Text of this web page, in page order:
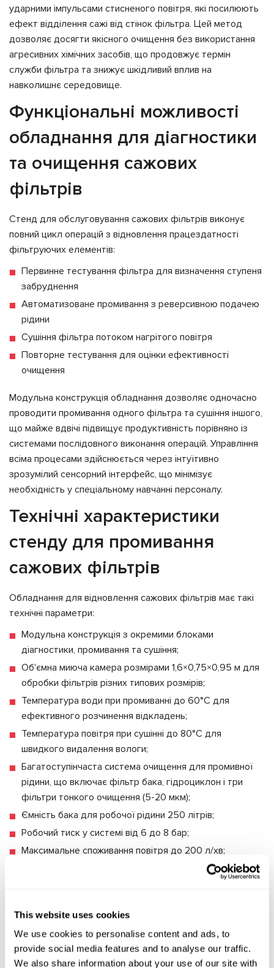
This website uses cookies
We use cookies to personalise content and ads, to
provide social media features and to analyse our traffic.
We also share information about your use of our site with
ударними імпульсами стисненого повітря, які посилюють
ефект відділення сажі від стінок фільтра. Цей метод
дозволяє досягти якісного очищення без використання
агресивних хімічних засобів, що продовжує термін
служби фільтра та знижує шкідливий вплив на
навколишнє середовище.
Функціональні можливості
обладнання для діагностики
та очищення сажових
фільтрів
Стенд для обслуговування сажових фільтрів виконує
повний цикл операцій з відновлення працездатності
фільтруючих елементів:
Первинне тестування фільтра для визначення ступеня
забруднення
Автоматизоване промивання з реверсивною подачею
рідини
Сушіння фільтра потоком нагрітого повітря
Повторне тестування для оцінки ефективності
очищення
Модульна конструкція обладнання дозволяє одночасно
проводити промивання одного фільтра та сушіння іншого,
що майже вдвічі підвищує продуктивність порівняно із
системами послідовного виконання операцій. Управління
всіма процесами здійснюється через інтуїтивно
зрозумілий сенсорний інтерфейс, що мінімізує
необхідність у спеціальному навчанні персоналу.
Технічні характеристики
стенду для промивання
сажових фільтрів
Обладнання для відновлення сажових фільтрів має такі
технічні параметри:
Модульна конструкція з окремими блоками
діагностики, промивання та сушіння;
Об'ємна миюча камера розмірами 1,6×0,75×0,95 м для
обробки фільтрів різних типових розмірів;
Температура води при промиванні до 60°C для
ефективного розчинення відкладень;
Температура повітря при сушінні до 80°C для
швидкого видалення вологи;
Багатоступінчаста система очищення для промивної
рідини, що включає фільтр бака, гідроциклон і три
фільтри тонкого очищення (5-20 мкм);
Ємність бака для робочої рідини 250 літрів;
Робочий тиск у системі від 6 до 8 бар;
Максимальне споживання повітря до 200 л/хв;
Автоматизована система керування процесами
обслуговування.
Особливості обладнання для